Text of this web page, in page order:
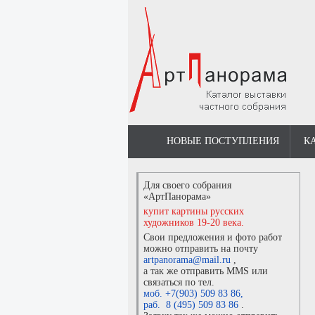
НОВЫЕ ПОСТУПЛЕНИЯ
Для своего собрания
«АртПанорама»
купит картины русских
художников 19-20 века.
Свои предложения и фото работ
можно отправить на почту
artpanorama@mail.ru ,
а так же отправить MMS или
связаться по тел.
моб. +7(903) 509 83 86,
раб. 8 (495) 509 83 86 .